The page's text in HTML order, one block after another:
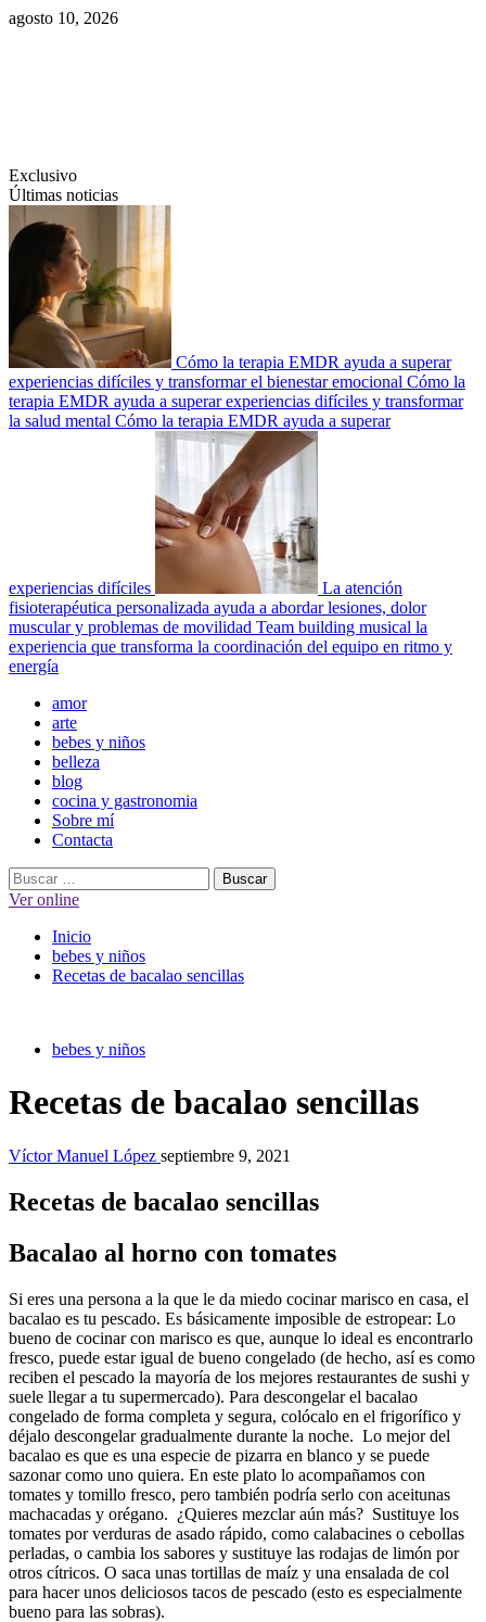
Saltar
agosto 10, 2026
Exclusivo
Últimas noticias
Cómo la terapia EMDR ayuda a superar
experiencias difíciles y transformar el bienestar emocional Cómo la
terapia EMDR ayuda a superar experiencias difíciles y transformar
la salud mental Cómo la terapia EMDR ayuda a superar
experiencias difíciles
La atención
fisioterapéutica personalizada ayuda a abordar lesiones, dolor
muscular y problemas de movilidad Team building musical la
experiencia que transforma la coordinación del equipo en ritmo y
energía
Menú
principal
amor
arte
bebes y niños
belleza
blog
cocina y gastronomia
Sobre mí
Contacta
Buscar:
Ver online
Inicio
bebes y niños
Recetas de bacalao sencillas
bebes y niños
Recetas de bacalao sencillas
Víctor Manuel López septiembre 9, 2021
Recetas de bacalao sencillas
Bacalao al horno con tomates
Si eres una persona a la que le da miedo cocinar marisco en casa, el
bacalao es tu pescado. Es básicamente imposible de estropear: Lo
bueno de cocinar con marisco es que, aunque lo ideal es encontrarlo
fresco, puede estar igual de bueno congelado (de hecho, así es como
reciben el pescado la mayoría de los mejores restaurantes de sushi y
suele llegar a tu supermercado). Para descongelar el bacalao
congelado de forma completa y segura, colócalo en el frigorífico y
déjalo descongelar gradualmente durante la noche. Lo mejor del
bacalao es que es una especie de pizarra en blanco y se puede
sazonar como uno quiera. En este plato lo acompañamos con
tomates y tomillo fresco, pero también podría serlo con aceitunas
machacadas y orégano. ¿Quieres mezclar aún más? Sustituye los
tomates por verduras de asado rápido, como calabacines o cebollas
perladas, o cambia los sabores y sustituye las rodajas de limón por
otros cítricos. O saca unas tortillas de maíz y una ensalada de col
para hacer unos deliciosos tacos de pescado (esto es especialmente
bueno para las sobras).